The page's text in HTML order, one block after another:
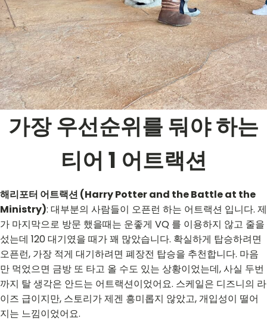
가장 우선순위를 둬야 하는
티어 1 어트랙션
해리포터 어트랙션 (Harry Potter and the Battle at the
Ministry): 대부분의 사람들이 오픈런 하는 어트랙션 입니다. 제
가 마지막으로 방문 했을때는 운좋게 VQ 를 이용하지 않고 줄을
섰는데 120 대기였을 때가 꽤 많았습니다. 확실하게 탑승하려면
오픈런, 가장 적게 대기하려면 폐장전 탑승을 추천합니다. 마음
만 먹었으면 금방 또 타고 올 수도 있는 상황이었는데, 사실 두번
까지 탈 생각은 안드는 어트랙션이었어요. 스케일은 디즈니의 라
이즈 급이지만, 스토리가 제겐 흥미롭지 않았고, 개입성이 떨어
지는 느낌이었어요.